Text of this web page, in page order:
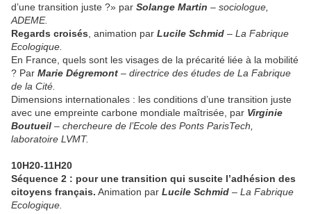
d’une transition juste ?» par Solange Martin – sociologue,
ADEME.
Regards croisés , animation par Lucile Schmid – La Fabrique
Ecologique.
En France, quels sont les visages de la précarité liée à la mobilité
? Par Marie Dégremont – directrice des études de La Fabrique
de la Cité.
Dimensions internationales : les conditions d’une transition juste
avec une empreinte carbone mondiale maîtrisée, par Virginie
Boutueil – chercheure de l’Ecole des Ponts ParisTech,
laboratoire LVMT.
10H20-11H20
Séquence 2 : pour une transition qui suscite l’adhésion des
citoyens français. Animation par Lucile Schmid – La Fabrique
Ecologique.